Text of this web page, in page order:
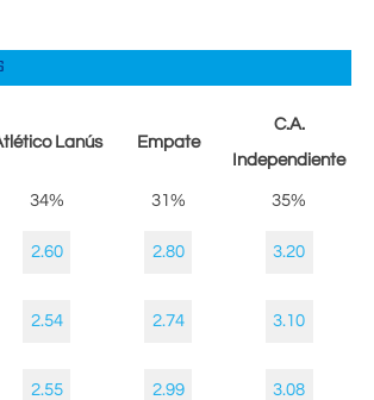
Lanús Empate
C.A.
Independiente
34% 31% 35%
2.60 2.80 3.20
2.54 2.74 3.10
2.55 2.99 3.08